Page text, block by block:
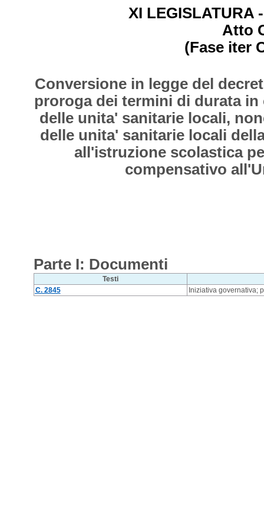
XI LEGISLATURA
Atto
(Fase iter
Conversione in legge del
proroga dei termini di durata
delle unita' sanitarie locali,
delle unita' sanitarie locali
all'istruzione scolastica
compensativo
Parte I: Documenti
Testi
C. 2845
Iniziativa governativa;